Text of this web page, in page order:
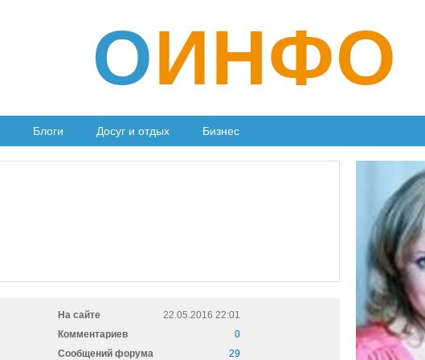
ОИНФО
Блоги Досуг и отдых Бизнес
На сайте
22.05.2016 22:01
Комментариев
0
Cообщений форума
29